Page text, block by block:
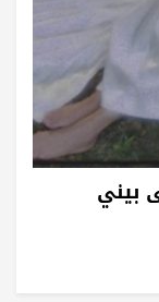
بيني